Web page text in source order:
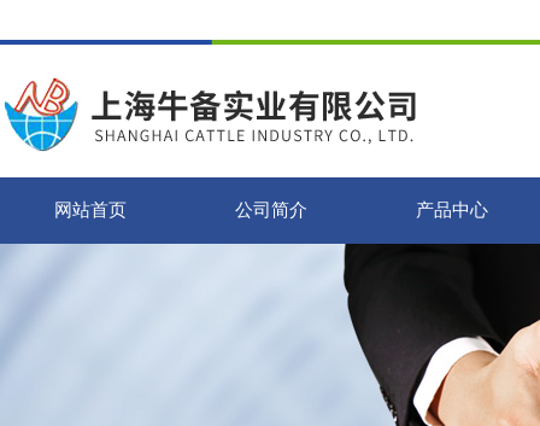
网站首页 公司简介 产品中心